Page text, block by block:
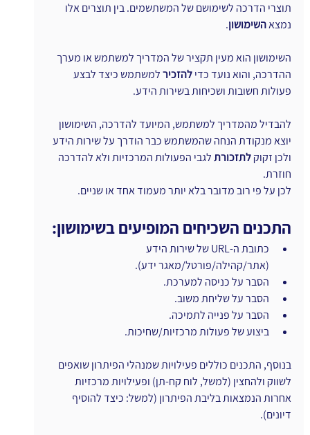
תוצרי הדרכה לשימושם של המשתשמים. בין תוצרים אלו
נמצא השימושון.
השימושון הוא מעין תקציר של המדריך למשתמש או מערך
ההדרכה, והוא נועד כדי להזכיר למשתמש כיצד לבצע
פעולות חשובות ושכיחות בשירות הידע.
להבדיל מהמדריך למשתמש, המיועד להדרכה, השימושון
יוצא מנקודת הנחה שהמשתמש כבר הודרך על שירות הידע
ולכן זקוק לתזכורת לגבי הפעולות המרכזיות ולא להדרכה
חוזרת.
לכן על פי רוב מדובר בלא יותר מעמוד אחד או שניים.
התכנים השכיחים המופיעים בשימושון:
כתובת ה-URL של שירות הידע
(אתר/קהילה/פורטל/מאגר ידע).
הסבר על כניסה למערכת.
הסבר על שליחת משוב.
הסבר על פנייה לתמיכה.
ביצוע של פעולות מרכזיות/שחיכות.
בנוסף, התכנים כוללים פעילויות שמנהלי הפיתרון שואפים
לשווק ולהחצין (למשל, לוח קח-תן) ופעילויות מרכזיות
אחרות הנמצאות בליבת הפיתרון (למשל: כיצד להוסיף
דיונים).